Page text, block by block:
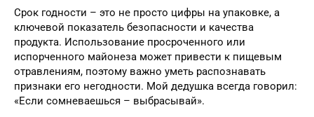
Срок годности – это не просто цифры на упаковке, а
ключевой показатель безопасности и качества
продукта. Использование просроченного или
испорченного майонеза может привести к пищевым
отравлениям, поэтому важно уметь распознавать
признаки его негодности. Мой дедушка всегда говорил:
«Если сомневаешься – выбрасывай».